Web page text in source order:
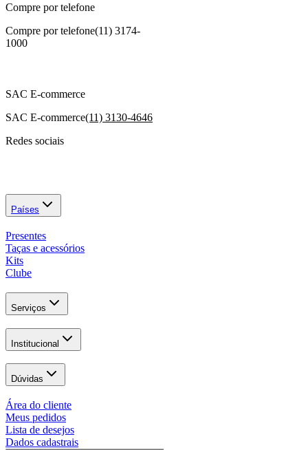
Compre por telefone
Compre por telefone(11) 3174-
1000
SAC E-commerce
SAC E-commerce(11) 3130-4646
Redes sociais
Países
Presentes
Taças e acessórios
Kits
Clube
Serviços
Institucional
Dúvidas
Área do cliente
Meus pedidos
Lista de desejos
Dados cadastrais